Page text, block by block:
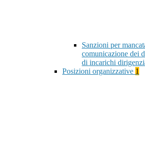
Sanzioni per
comunicazione dei
di incarichi
Posizioni organizzative 1